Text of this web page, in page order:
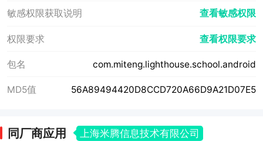
敏感权限获取说明 查看敏感权限
权限要求 查看权限要求
包名 com.miteng.lighthouse.school.android
MD5值 56A89494420D8CCD720A66D9A21D07E5
同厂商应用 上海米腾信息技术有限公司